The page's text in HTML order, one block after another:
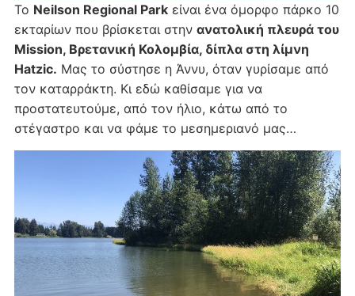
Το Neilson Regional Parkείναι ένα όμορφο πάρκο 10
εκταρίων που βρίσκεται στην ανατολική πλευρά του
Mission, Βρετανική Κολομβία, δίπλα στη λίμνη
Hatzic. Μας το σύστησε η Άννυ, όταν γυρίσαμε από
τον καταρράκτη. Κι εδώ καθίσαμε για να
προστατευτούμε, από τον ήλιο, κάτω από το
στέγαστρο και να φάμε το μεσημεριανό μας…